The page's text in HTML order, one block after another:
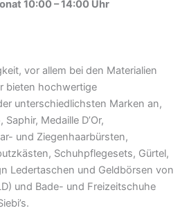
10:00 – 14:00 Uhr
vor allem bei den Materialien
bieten hochwertige
unterschiedlichsten Marken an,
Medaille D’Or,
und Ziegenhaarbürsten,
Schuhpflegesets, Gürtel,
Ledertaschen und Geldbörsen von
und Bade- und Freizeitschuhe